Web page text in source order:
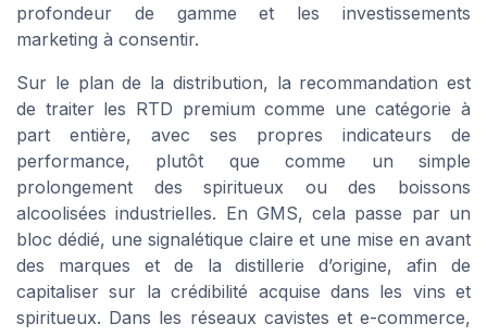
profondeur de gamme et les investissements
marketing à consentir.
Sur le plan de la distribution, la recommandation est
de traiter les RTD premium comme une catégorie à
part entière, avec ses propres indicateurs de
performance, plutôt que comme un simple
prolongement des spiritueux ou des boissons
alcoolisées industrielles. En GMS, cela passe par un
bloc dédié, une signalétique claire et une mise en avant
des marques et de la distillerie d’origine, afin de
capitaliser sur la crédibilité acquise dans les vins et
spiritueux. Dans les réseaux cavistes et e-commerce,